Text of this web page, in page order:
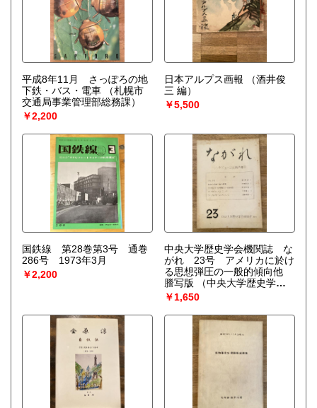
平成8年11月 さっぽろの地
下鉄・バス・電車
（札幌市
交通局事業管理部総務課）
￥2,200
日本アルプス画報
（酒井俊
三 編）
￥5,500
国鉄線 第28巻第3号 通巻
286号 1973年3月
￥2,200
中央大学歴史学会機関誌 な
がれ 23号 アメリカに於け
る思想弾圧の一般的傾向他
謄写版
（中央大学歴史学
会）
￥1,650